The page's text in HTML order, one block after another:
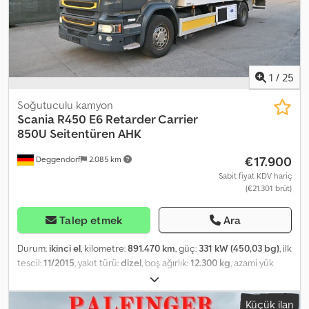
1 / 25
Deggendorf 2.085 km
Soğutuculu kamyon
Scania R450 E6 Retarder Carrier
850U Seitentüren AHK
€17.900
Sabit fiyat KDV hariç
(€21.301 brüt)
Talep etmek Ara
Durum: ikinci el, kilometre:891.470 km, güç: 331 kW (450,03 bg), ilk
tescil:11/2015, yakıt türü:dizel, boş ağırlık:12.300 kg, azami yük
18.000 kg
4x2, dingil mesafesi:5.300 mm, frenler:retarder, renk:beyaz, şoför
yataklı kabin , vites türü:otomatik , emisyon sınıfı:Euro 6,
Küçük ilan